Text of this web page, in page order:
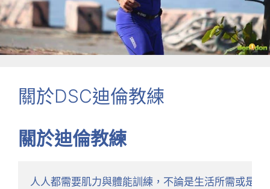
關於DSC迪倫教練
關於迪倫教練
人人都需要肌力與體能訓練，不論是生活所需或是運